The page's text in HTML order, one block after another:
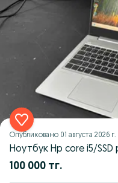
Опубликовано 01 августа 2026 г.
Ноутбук Hp core i5/
100 000 тг.